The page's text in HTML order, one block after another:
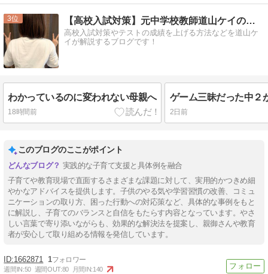
3 【高校入試対策】元中学校教師道山ケイのオフィシャルブログ
高校入試対策やテストの成績を上げる方法などを道山ケ
イが解説するブログです！
わかっているのに変われない母親へ
18時間前 2日前
このブログのここがポイント
実践的な子育て支援と具体例を融合
子育てや教育現場で直面するさまざまな課題に対して、実用的かつきめ細
やかなアドバイスを提供します。子供のやる気や学習習慣の改善、コミュ
ニケーションの取り方、困った行動への対応策など、具体的な事例をもと
に解説し、子育てのバランスと自信をもたらす内容となっています。やさ
しい言葉で寄り添いながらも、効果的な解決法を提案し、親御さんや教育
者が安心して取り組める情報を発信しています。
1662871 1
週間IN:50 週間OUT:80 月間IN:140